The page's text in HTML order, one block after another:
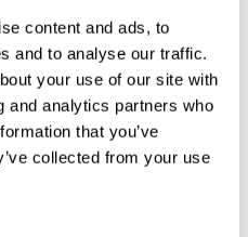
content and ads, to
and to analyse our traffic.
your use of our site with
and analytics partners who
that you’ve
collected from your use
auch